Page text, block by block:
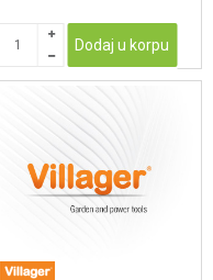
Dodaj u korpu